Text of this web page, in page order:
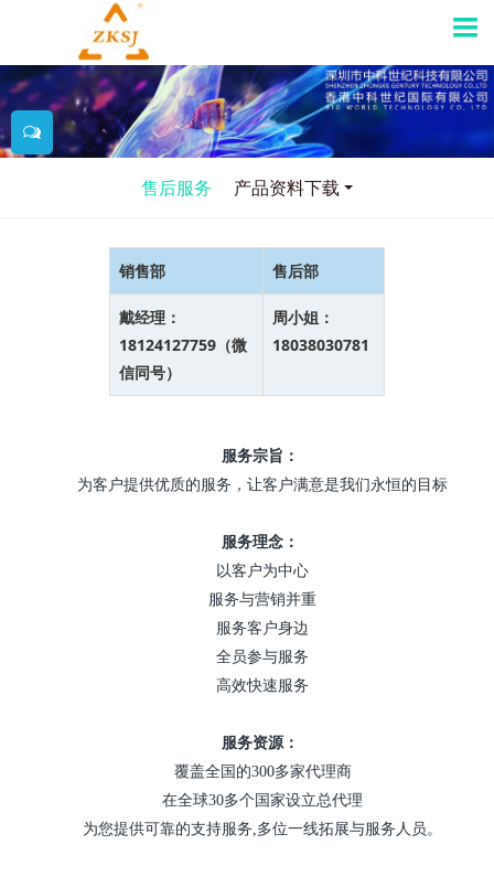
售后服务 产品资料下载
销售部 售后部
戴经理：
18124127759（微
信同号）
周小姐：
18038030781
服务宗旨：
为客户提供优质的服务，让客户满意是我们永恒的目标
服务理念：
以客户为中心
服务与营销并重
服务客户身边
全员参与服务
高效快速服务
服务资源：
覆盖全国的300多家代理商
在全球30多个国家设立总代理
为您提供可靠的支持服务,多位一线拓展与服务人员。